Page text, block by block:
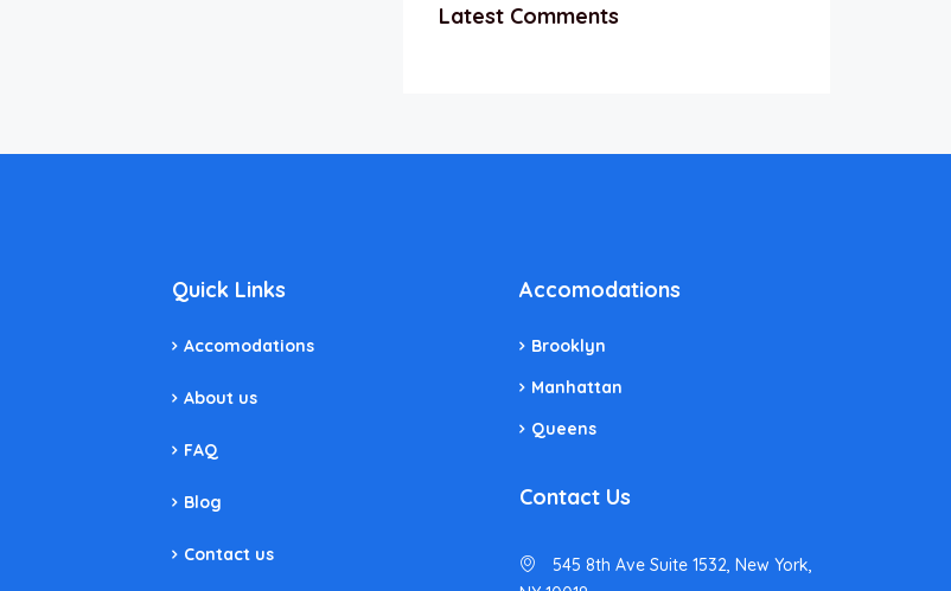
Latest Comments
Quick Links
Accomodations
About us
FAQ
Blog
Contact us
Accomodations
Brooklyn
Manhattan
Queens
Contact Us
545 8th Ave Suite 1532, New York,